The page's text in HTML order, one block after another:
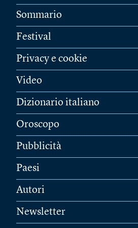
Sommario
Festival
Privacy e cookie
Video
Dizionario italiano
Oroscopo
Pubblicità
Paesi
Autori
Newsletter